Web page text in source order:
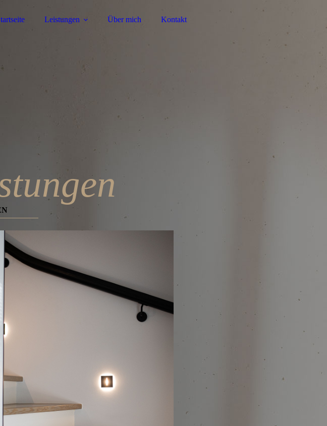
Leistungen Über mich Kontakt